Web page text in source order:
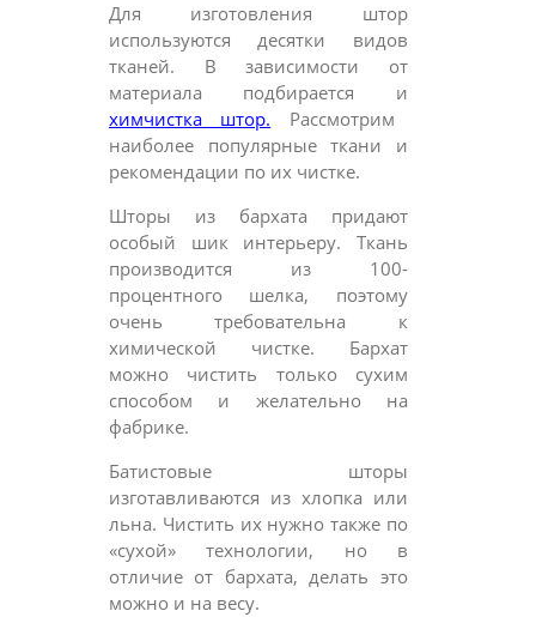
Для изготовления штор
используются десятки видов
тканей. В зависимости от
материала подбирается и
химчистка штор. Рассмотрим
наиболее популярные ткани и
рекомендации по их чистке.
Шторы из бархата придают
особый шик интерьеру. Ткань
производится из 100-
процентного шелка, поэтому
очень требовательна к
химической чистке. Бархат
можно чистить только сухим
способом и желательно на
фабрике.
Батистовые шторы
изготавливаются из хлопка или
льна. Чистить их нужно также по
«сухой» технологии, но в
отличие от бархата, делать это
можно и на весу.